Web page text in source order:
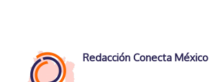
Redacción Conecta México